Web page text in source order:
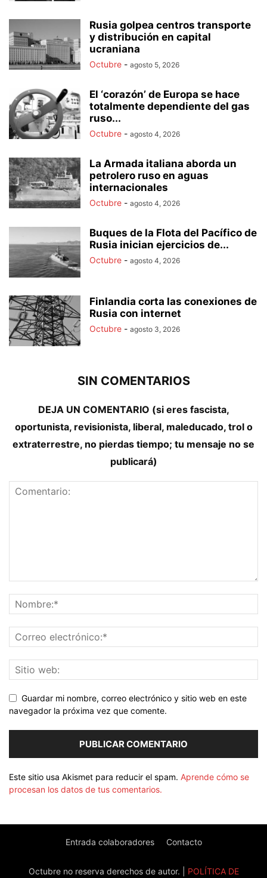
Rusia golpea centros transporte
y distribución en capital
ucraniana
Octubre - agosto 5, 2026
El ‘corazón’ de Europa se hace
totalmente dependiente del gas
ruso...
Octubre - agosto 4, 2026
La Armada italiana aborda un
petrolero ruso en aguas
internacionales
Octubre - agosto 4, 2026
Buques de la Flota del Pacífico de
Rusia inician ejercicios de...
Octubre - agosto 4, 2026
Finlandia corta las conexiones de
Rusia con internet
Octubre - agosto 3, 2026
SIN COMENTARIOS
DEJA UN COMENTARIO (si eres fascista,
oportunista, revisionista, liberal, maleducado, trol o
extraterrestre, no pierdas tiempo; tu mensaje no se
publicará)
Guardar mi nombre, correo electrónico y sitio web en este
navegador la próxima vez que comente.
Este sitio usa Akismet para reducir el spam. Aprende cómo se
procesan los datos de tus comentarios.
Entrada colaboradores Contacto
Octubre no reserva derechos de autor. | POLÍTICA DE